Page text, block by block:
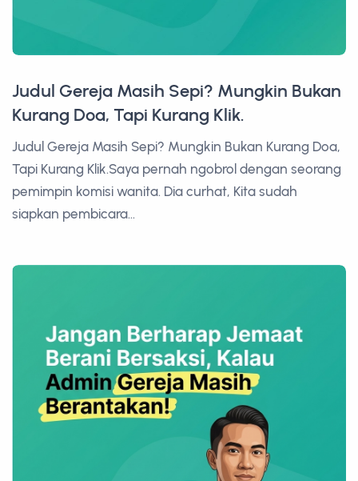
Judul Gereja Masih Sepi? Mungkin Bukan
Kurang Doa, Tapi Kurang Klik.
Judul Gereja Masih Sepi? Mungkin Bukan Kurang Doa,
Tapi Kurang Klik.Saya pernah ngobrol dengan seorang
pemimpin komisi wanita. Dia curhat, Kita sudah
siapkan pembicara...